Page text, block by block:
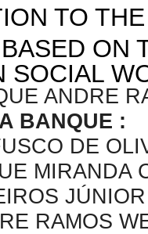
TO
ON
SOCIAL
ANDRE
BANQUE :
DE
MIRANDA
JÚNIOR
RAMOS